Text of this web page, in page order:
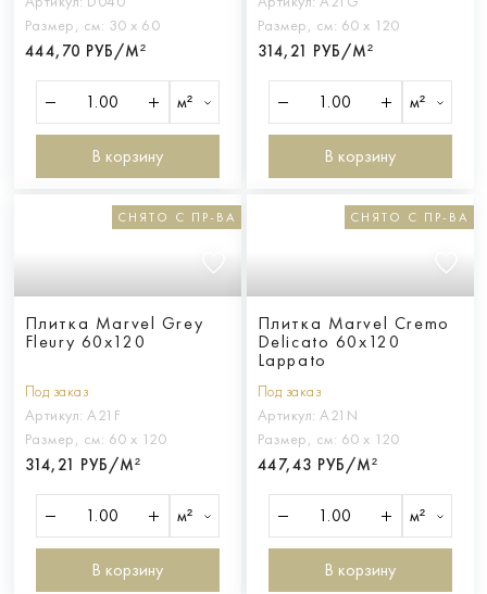
Размер, см: 30 х 60
444,70 РУБ/М²
м²
В корзину
Размер, см: 60 х 120
314,21 РУБ/М²
м²
В корзину
СНЯТО С ПР-ВА
Плитка Marvel Grey
Fleury 60x120
Под заказ
Артикул: A21F
Размер, см: 60 х 120
314,21 РУБ/М²
м²
В корзину
СНЯТО С ПР-ВА
Плитка Marvel Cremo
Delicato 60x120
Lappato
Под заказ
Артикул: A21N
Размер, см: 60 х 120
447,43 РУБ/М²
м²
В корзину